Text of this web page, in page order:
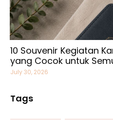
10 Souvenir Kegiatan
yang Cocok untuk
July 30, 2026
Tags